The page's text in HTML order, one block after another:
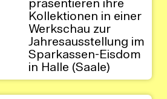
präsentieren ihre
Kollektionen in einer
Werkschau zur
Jahresausstellung im
Sparkassen-Eisdom
in Halle (Saale)